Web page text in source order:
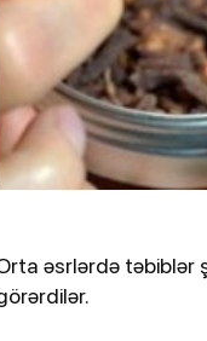
əsrlərdə təbiblər